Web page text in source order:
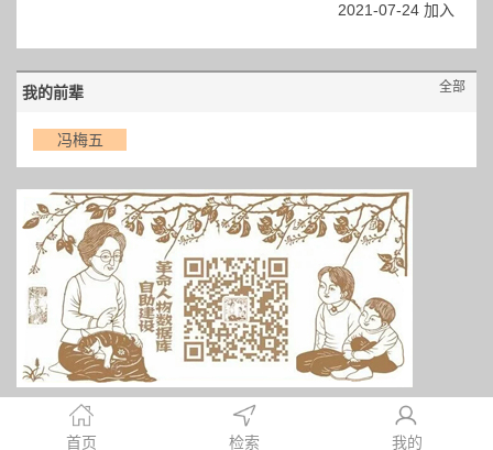
2021-07-24 加入
我的前辈 全部
冯梅五
首页 检索 我的